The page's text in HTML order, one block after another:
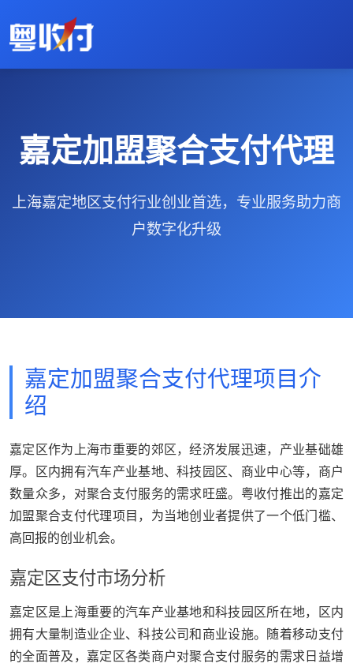
嘉定加盟聚合支付代理
上海嘉定地区支付行业创业首选，专业服务助力商
户数字化升级
嘉定加盟聚合支付代理项目介
绍
嘉定区作为上海市重要的郊区，经济发展迅速，产业基础雄
厚。区内拥有汽车产业基地、科技园区、商业中心等，商户
数量众多，对聚合支付服务的需求旺盛。粤收付推出的嘉定
加盟聚合支付代理项目，为当地创业者提供了一个低门槛、
高回报的创业机会。
嘉定区支付市场分析
嘉定区是上海重要的汽车产业基地和科技园区所在地，区内
拥有大量制造业企业、科技公司和商业设施。随着移动支付
的全面普及，嘉定区各类商户对聚合支付服务的需求日益增